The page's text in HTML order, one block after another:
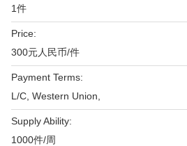
1件
Price:
300元人民币/件
Payment Terms:
L/C, Western Union,
Supply Ability:
1000件/周